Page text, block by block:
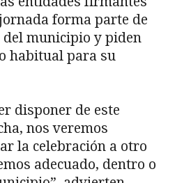
forma parte de
municipio y piden
habitual para su
disponer de este
nos veremos
la celebración a otro
adecuado, dentro o